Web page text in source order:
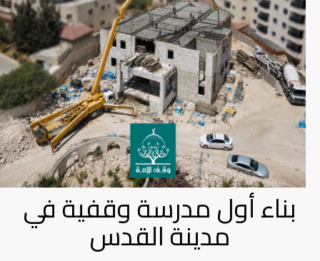
بناء أول مدرسة وقفية في
مدينة القدس